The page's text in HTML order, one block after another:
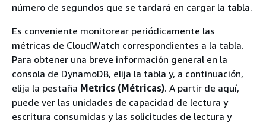
número de segundos que se tardará en cargar la tabla.
Es conveniente monitorear periódicamente las
métricas de CloudWatch correspondientes a la tabla.
Para obtener una breve información general en la
consola de DynamoDB, elija la tabla y, a continuación,
elija la pestaña Metrics (Métricas). A partir de aquí,
puede ver las unidades de capacidad de lectura y
escritura consumidas y las solicitudes de lectura y